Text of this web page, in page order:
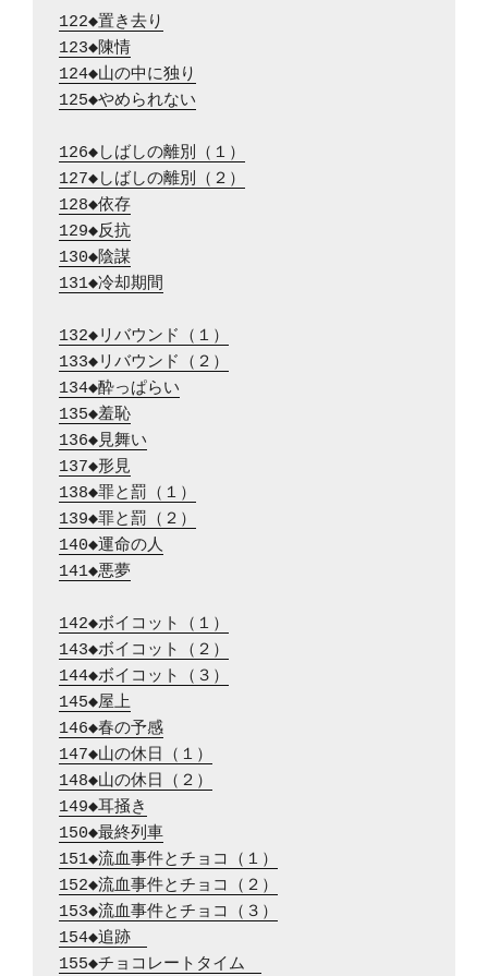
122◆置き去り
123◆陳情
124◆山の中に独り
125◆やめられない
126◆しばしの離別（１）
127◆しばしの離別（２）
128◆依存
129◆反抗
130◆陰謀
131◆冷却期間
132◆リバウンド（１）
133◆リバウンド（２）
134◆酔っぱらい
135◆羞恥
136◆見舞い
137◆形見
138◆罪と罰（１）
139◆罪と罰（２）
140◆運命の人
141◆悪夢
142◆ボイコット（１）
143◆ボイコット（２）
144◆ボイコット（３）
145◆屋上
146◆春の予感
147◆山の休日（１）
148◆山の休日（２）
149◆耳掻き
150◆最終列車
151◆流血事件とチョコ（１）
152◆流血事件とチョコ（２）
153◆流血事件とチョコ（３）
154◆追跡
155◆チョコレートタイム